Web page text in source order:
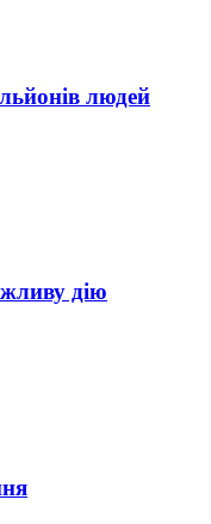
людей
дію